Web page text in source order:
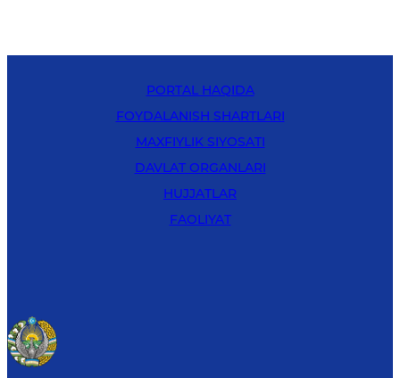
PORTAL HAQIDA
FOYDALANISH SHARTLARI
MAXFIYLIK SIYOSATI
DAVLAT ORGANLARI
HUJJATLAR
FAOLIYAT